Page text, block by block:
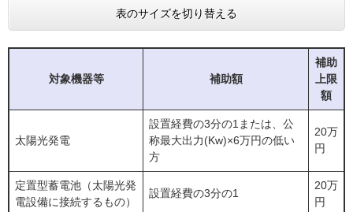
表のサイズを切り替える
対象機器等 補助額
補助
上限
額
太陽光発電
設置経費の3分の1または、公
称最大出力(Kw)×6万円の低い
方
20万
円
定置型蓄電池（太陽光発
電設備に接続するもの）
設置経費の3分の1
20万
円